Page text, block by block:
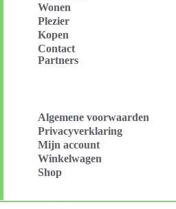
Wonen
Plezier
Kopen
Contact
Partners
Algemene voorwaarden
Privacyverklaring
Mijn account
Winkelwagen
Shop